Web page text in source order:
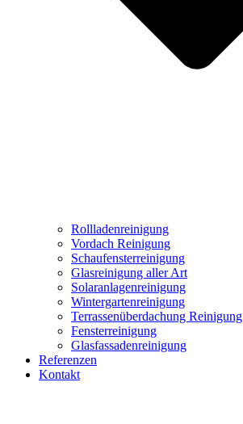
Rollladenreinigung
Vordach Reinigung
Schaufensterreinigung
Glasreinigung aller Art
Solaranlagenreinigung
Wintergartenreinigung
Terrassenüberdachung Reinigung
Fensterreinigung
Glasfassadenreinigung
Referenzen
Kontakt